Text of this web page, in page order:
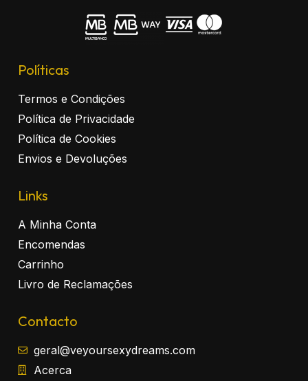
Políticas
Termos e Condições
Política de Privacidade
Política de Cookies
Envios e Devoluções
Links
A Minha Conta
Encomendas
Carrinho
Livro de Reclamações
Contacto
geral@veyoursexydreams.com
Acerca